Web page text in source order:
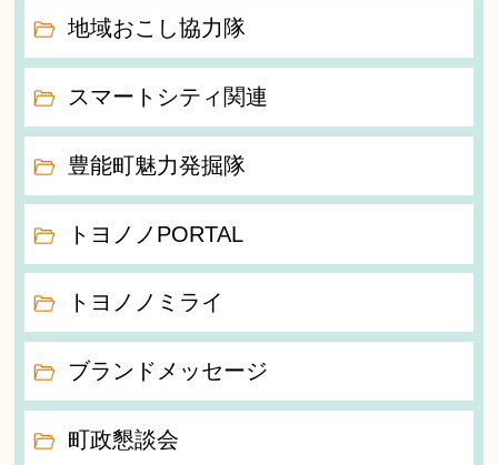
地域おこし協力隊
スマートシティ関連
豊能町魅力発掘隊
トヨノノPORTAL
トヨノノミライ
ブランドメッセージ
町政懇談会